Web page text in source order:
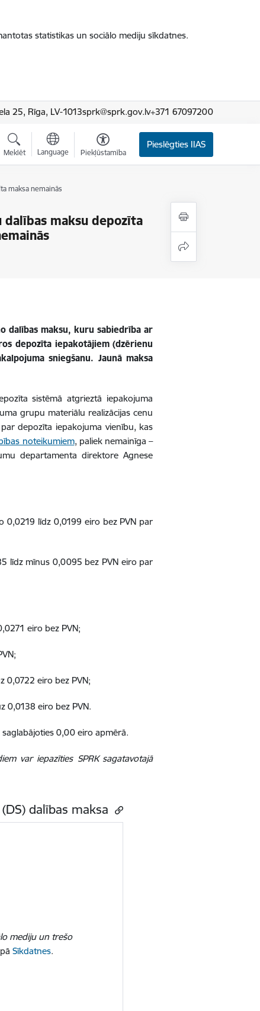
statistikas un sociālo mediju sīkdatnes.
25, Rīga, LV-1013sprk@sprk.gov.lv+371 67097200
Meklēt Language Piekļūstamība
Pieslēgties IIAS
maksa nemainās
maksu depozīta
dalības maksu, kuru sabiedrība ar
depozīta iepakotājiem (dzērienu
sniegšanu. Jaunā maksa
sistēmā atgrieztā iepakojuma
grupu materiālu realizācijas cenu
depozīta iepakojuma vienību, kas
noteikumiem, paliek nemainīga –
departamenta direktore Agnese
0,0219 līdz 0,0199 eiro bez PVN par
līdz mīnus 0,0095 bez PVN eiro par
eiro bez PVN;
0,0722 eiro bez PVN;
0,0138 eiro bez PVN.
0,00 eiro apmērā.
var iepazīties SPRK sagatavotajā
dalības maksa
mediju un trešo
Sīkdatnes.